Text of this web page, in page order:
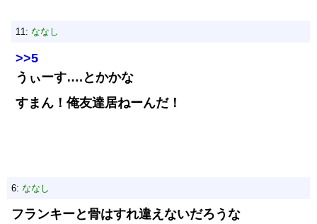
11: ななし
>>5
うぃーす….とかかな
すまん！俺友達居ねーんだ！
6: ななし
フランキーと骨はすれ違えないだろうな